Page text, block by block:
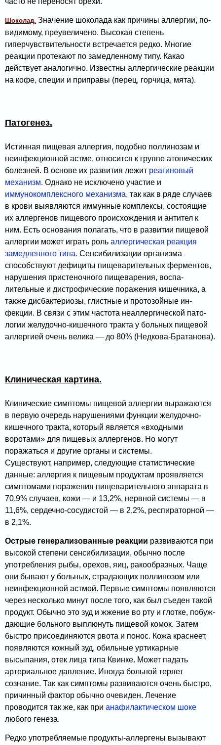
Шоколад. Значение шоколада как причины аллер­гии, по-
видимому, преувеличено. Высокая степень
гиперчувствительности встречается редко. Многие
реакции протекают по замедленному типу. Какао
действует аналогично. Известны аллергические реакции
на кофе, спе­ции и приправы (перец, горчица, мята).
Патогенез.
Истинная пищевая аллергия, подобно поллинозам и
неинфекционной астме, относится к группе атопических
болезней. В основе их развития лежит реагиновый
механизм. Однако не исключено участие и
иммунокомплексного механизма, так как в ряде случаев
в крови выявляются иммунные комплексы, состоящие
их аллергенов пищевого происхождения и ан­тител к
ним. Есть основания полагать, что в развитии пищевой
аллергии может играть роль аллергическая реакция
замедленного типа. Сенсибилизации ор­ганизма
способствуют дефициты пищеварительных ферментов,
нарушения пристеночного пищеварения, воспа­
лительные и дистрофические поражения кишечника, а
также дисбактериозы, глистные и протозойные ин­
фекции. В связи с этим частота неаллергической пато­
логии желудочно-кишечного тракта у больных пищевой
аллергией очень велика — до 80% (Недкова-Братанова).
Клиническая картина.
Клинические симптомы пище­вой аллергии выражаются
в первую очередь нарушениями функции желудочно-
кишечного тракта, который является «входными
воротами» для пищевых аллергенов. Но могут
поражаться и другие органы и системы.
Существуют, например, следующие статистические
данные: аллергия к пищевым продуктам проявляется
симптомами поражения пище­варительного аппарата в
70,9% случаев, кожи — и 13,2%, нервной системы — в
11,6%, сердечно-сосуди­стой — в 2,2%, респираторной —
в 2,1%.
Острые генерализованные реакции развиваются при
высокой степени сенсибилизации, обычно после
употреб­ления рыбы, орехов, яиц, ракообразных. Чаще
они бы­вают у больных, страдающих поллинозом или
неинфек­ционной астмой. Первые симптомы появляются
через несколько минут после того, как был съеден такой
про­дукт. Обычно это зуд и жжение во рту и глотке, побуж­
дающие больного выплюнуть пищевой комок. Затем
быстро присоединяются рвота и понос. Кожа краснеет,
появляются кожный зуд, обильные уртикарные
высыпания, отек лица типа Квинке. Может падать
артериальное давление. Иногда больной теряет
сознание. Так как симптомы развиваются очень быстро,
причинный фактор обычно очевиден. Лечение
проводится так же, как при анафилактическом шоке
любого генеза.
Редко употребляемые продукты-аллергены вызы­вают